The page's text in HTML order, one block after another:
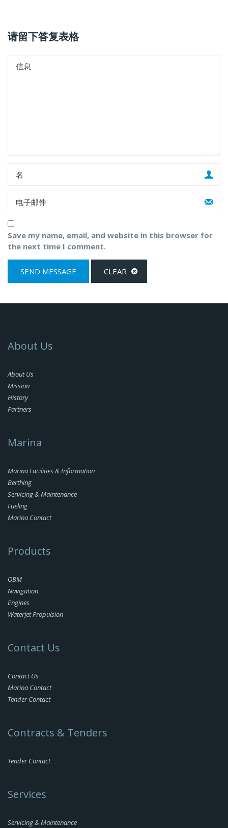
请留下答复表格
Save my name, email, and website in this browser for
the next time I comment.
About Us
About Us
Mission
History
Partners
Marina
Marina Facilities & Information
Berthing
Servicing & Maintenance
Fueling
Marina Contact
Products
OBM
Navigation
Engines
WaterJet Propulsion
Contact Us
Contact Us
Marina Contact
Tender Contact
Contracts & Tenders
Tender Contact
Services
Servicing & Maintenance